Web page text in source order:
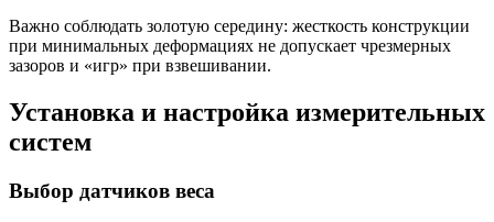
Важно соблюдать золотую середину: жесткость конструкции
при минимальных деформациях не допускает чрезмерных
зазоров и «игр» при взвешивании.
Установка и настройка измерительных
систем
Выбор датчиков веса